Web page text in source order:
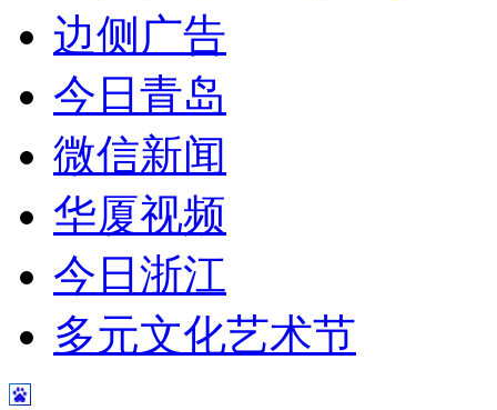
边侧广告
今日青岛
微信新闻
华厦视频
今日浙江
多元文化艺术节